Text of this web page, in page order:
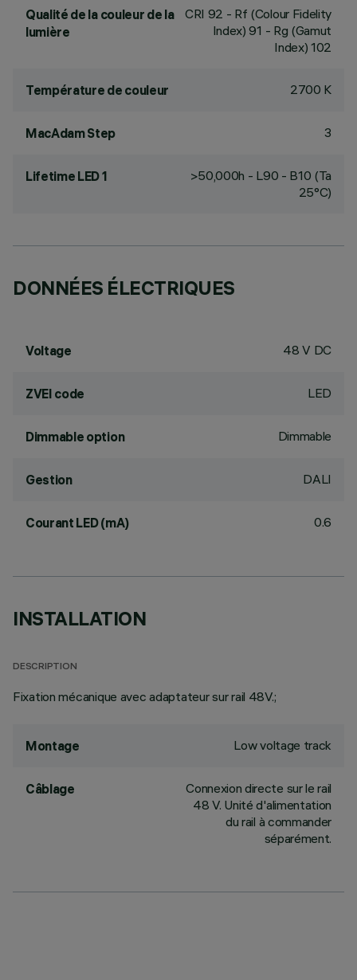
Qualité de la couleur de la
lumière
CRI 92 - Rf (Colour Fidelity
Index) 91 - Rg (Gamut
Index) 102
Température de couleur 2700 K
MacAdam Step 3
Lifetime LED 1
>50,000h - L90 - B10 (Ta
25°C)
DONNÉES ÉLECTRIQUES
Voltage 48 V DC
ZVEI code LED
Dimmable option Dimmable
Gestion DALI
Courant LED (mA) 0.6
INSTALLATION
DESCRIPTION
Fixation mécanique avec adaptateur sur rail 48V.;
Montage Low voltage track
Câblage
Connexion directe sur le rail
48 V. Unité d'alimentation
du rail à commander
séparément.